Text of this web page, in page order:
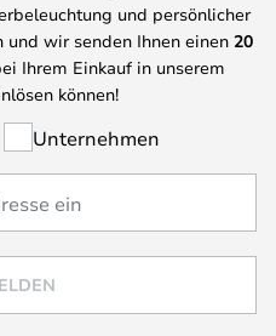
und persönlicher
und wir senden Ihnen einen 20
Ihrem Einkauf in unserem
können!
Unternehmen